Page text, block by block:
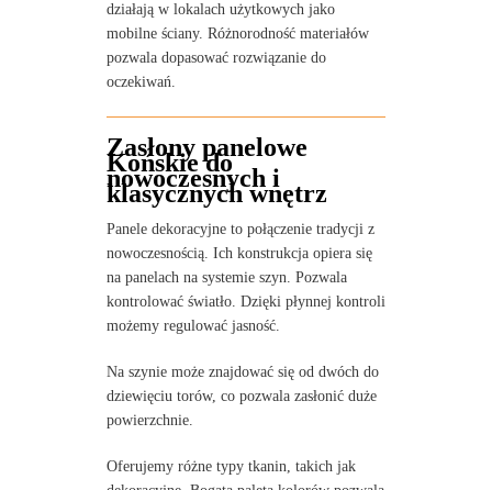
działają w lokalach użytkowych jako
mobilne ściany. Różnorodność materiałów
pozwala dopasować rozwiązanie do
oczekiwań.
Zasłony panelowe
Końskie do
nowoczesnych i
klasycznych wnętrz
Panele dekoracyjne to połączenie tradycji z
nowoczesnością. Ich konstrukcja opiera się
na panelach na systemie szyn. Pozwala
kontrolować światło. Dzięki płynnej kontroli
możemy regulować jasność.
Na szynie może znajdować się od dwóch do
dziewięciu torów, co pozwala zasłonić duże
powierzchnie.
Oferujemy różne typy tkanin, takich jak